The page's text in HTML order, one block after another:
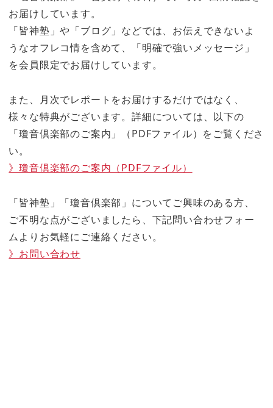
お届けしています。
「皆神塾」や「ブログ」などでは、お伝えできないよ
うなオフレコ情を含めて、「明確で強いメッセージ」
を会員限定でお届けしています。
また、月次でレポートをお届けするだけではなく、
様々な特典がございます。詳細については、以下の
「瓊音倶楽部のご案内」（PDFファイル）をご覧くださ
い。
》瓊音倶楽部のご案内（PDFファイル）
「皆神塾」「瓊音倶楽部」についてご興味のある方、
ご不明な点がございましたら、下記問い合わせフォー
ムよりお気軽にご連絡ください。
》お問い合わせ